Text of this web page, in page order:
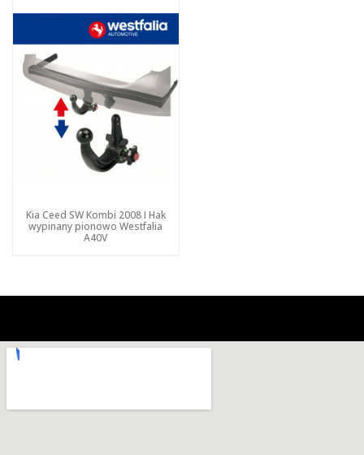
Kia Ceed SW Kombi 2008 I Hak
wypinany pionowo Westfalia
A40V